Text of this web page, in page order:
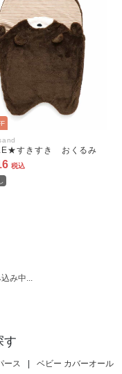
すきすき おくるみ
税込
み中...
す
ース | ベビー カバーオール